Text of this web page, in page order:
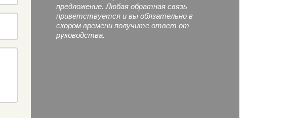
предложение. Любая обратная связь
приветствуется и вы обязательно в
скором времени получите ответ от
руководства.